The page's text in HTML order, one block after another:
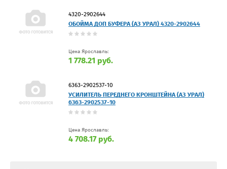
4320-2902644
ОБОЙМА ДОП БУФЕРА (АЗ УРАЛ) 4320-2902644
Цена Ярославль:
1 778.21 руб.
6363-2902537-10
УСИЛИТЕЛЬ ПЕРЕДНЕГО КРОНШТЕЙНА (АЗ УРАЛ)
6363-2902537-10
Цена Ярославль:
4 708.17 руб.